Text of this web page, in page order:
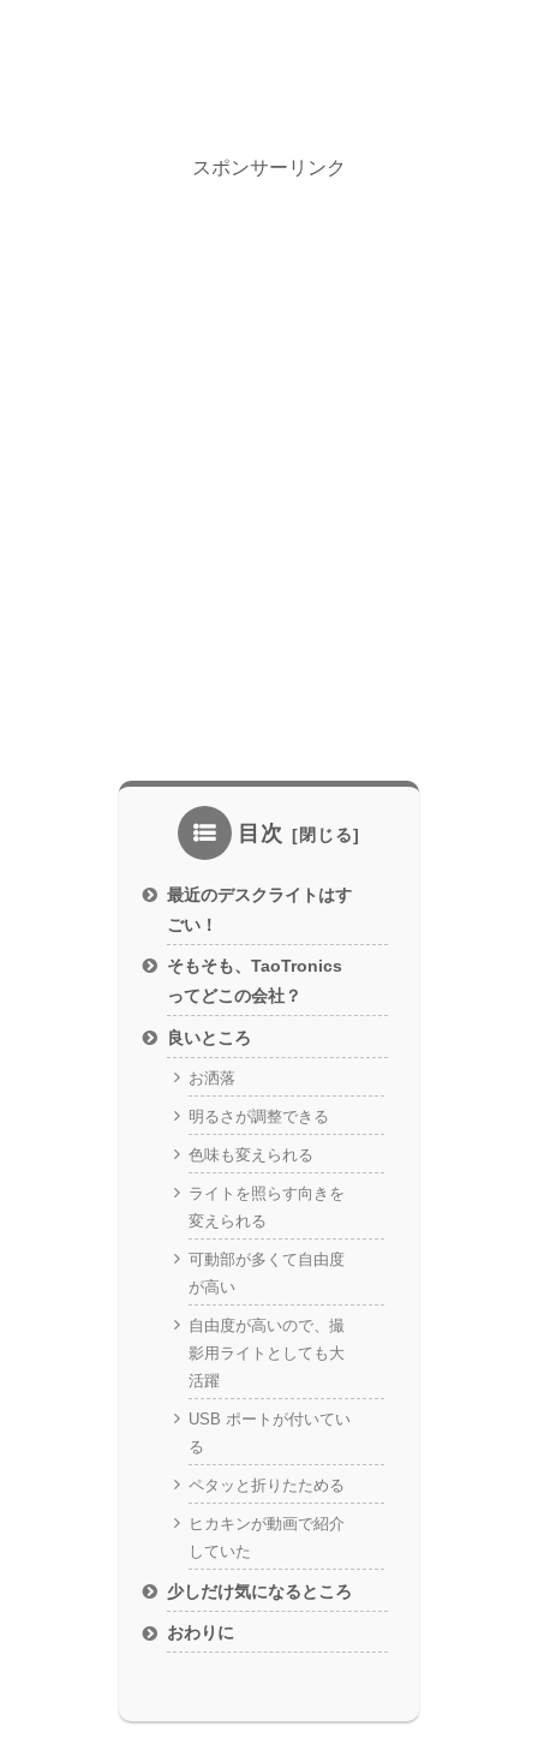
スポンサーリンク
目次
最近のデスクライトはす
ごい！
そもそも、TaoTronics
ってどこの会社？
良いところ
お洒落
明るさが調整できる
色味も変えられる
ライトを照らす向きを
変えられる
可動部が多くて自由度
が高い
自由度が高いので、撮
影用ライトとしても大
活躍
USB ポートが付いてい
る
ペタッと折りたためる
ヒカキンが動画で紹介
していた
少しだけ気になるところ
おわりに